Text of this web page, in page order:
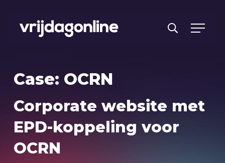
PRFT® werkwijze
Cases
Over ons
Case: OCRN
Corporate website met
EPD-koppeling voor
OCRN